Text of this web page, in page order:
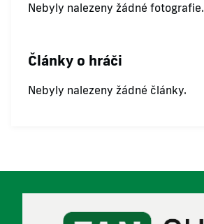
Nebyly nalezeny žádné fotografie.
Články o hráči
Nebyly nalezeny žádné články.